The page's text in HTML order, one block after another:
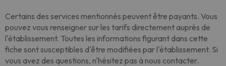
Certains des services mentionnés peuvent être payants. Vous
pouvez vous renseigner sur les tarifs directement auprès de
l'établissement. Toutes les informations figurant dans cette
fiche sont susceptibles d'être modifiées par l'établissement. Si
vous avez des questions, n'hésitez pas à nous contacter.